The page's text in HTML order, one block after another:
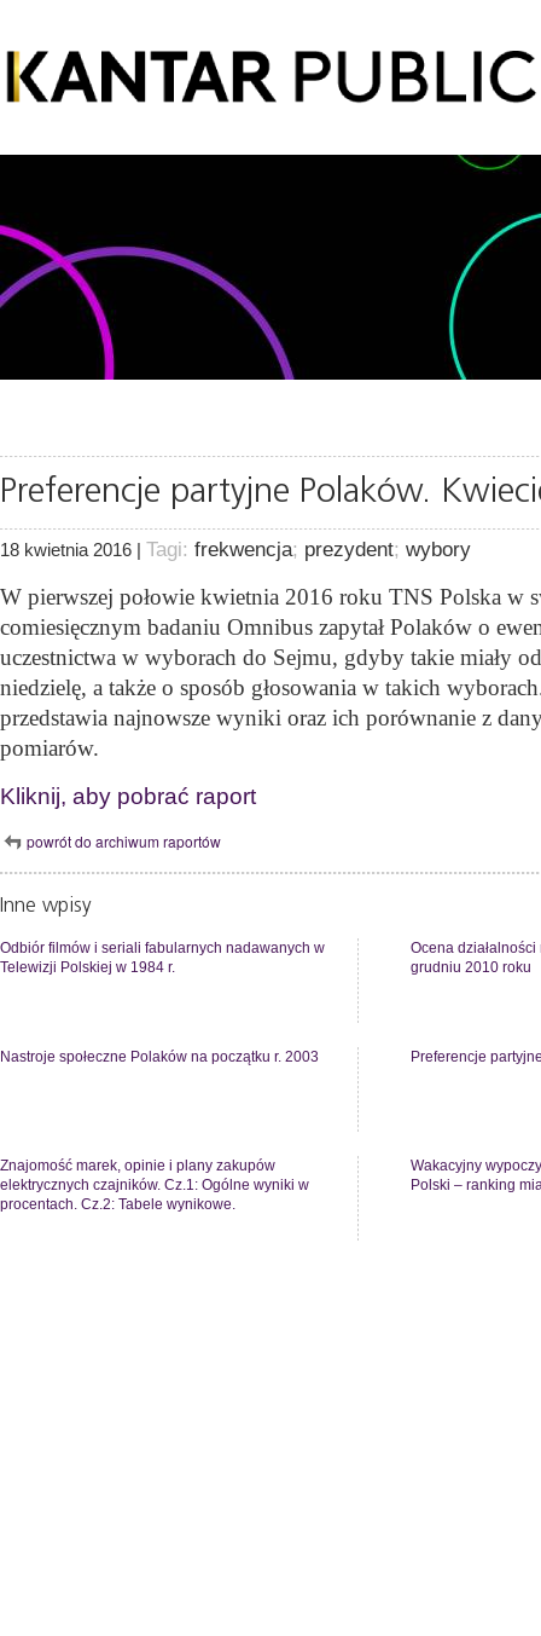
Preferencje partyjne Polaków.
18 kwietnia 2016 | Tagi: frekwencja; prezydent; wybory
W pierwszej połowie kwietnia 2016 roku TNS Polska w
comiesięcznym badaniu Omnibus zapytał Polaków o
uczestnictwa w wyborach do Sejmu, gdyby takie miały
niedzielę, a także o sposób głosowania w takich
przedstawia najnowsze wyniki oraz ich porównanie z
pomiarów.
Kliknij, aby pobrać raport
powrót do archiwum raportów
Inne wpisy
Odbiór filmów i seriali fabularnych nadawanych w
Telewizji Polskiej w 1984 r.
Ocena
grudniu 2010 roku
Nastroje społeczne Polaków na początku r. 2003 Preferencje
Znajomość marek, opinie i plany zakupów
elektrycznych czajników. Cz.1: Ogólne wyniki w
procentach. Cz.2: Tabele wynikowe.
Wakacyjny
Polski – ranking